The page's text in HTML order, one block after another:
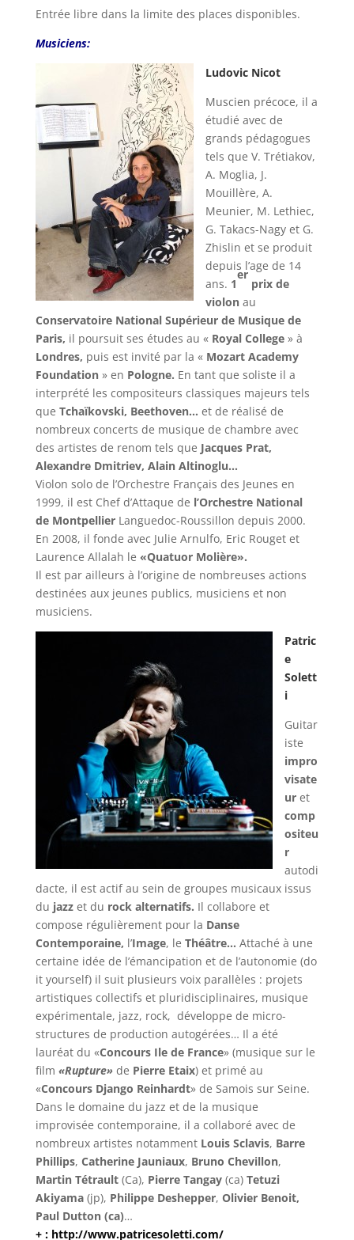
Entrée libre dans la limite des places disponibles.
Musiciens:
Ludovic Nicot
Muscien précoce, il a
étudié avec de
grands pédagogues
tels que V. Trétiakov,
A. Moglia, J.
Mouillère, A.
Meunier, M. Lethiec,
G. Takacs-Nagy et G.
Zhislin et se produit
depuis l’age de 14
ans. 1
er
prix de
violonau
Conservatoire National Supérieur de Musique de
Paris, il poursuit ses études au « Royal College» à
Londres, puis est invité par la « Mozart Academy
Foundation» en Pologne. En tant que soliste il a
interprété les compositeurs classiques majeurs tels
que Tchaïkovski, Beethoven… et de réalisé de
nombreux concerts de musique de chambre avec
des artistes de renom tels que Jacques Prat,
Alexandre Dmitriev, Alain Altinoglu…
Violon solo de l’Orchestre Français des Jeunes en
1999, il est Chef d’Attaque de l’Orchestre National
de MontpellierLanguedoc-Roussillon depuis 2000.
En 2008, il fonde avec Julie Arnulfo, Eric Rouget et
Laurence Allalah le «Quatuor Molière».
Il est par ailleurs à l’origine de nombreuses actions
destinées aux jeunes publics, musiciens et non
musiciens.
Patric
e
Solett
i
Guitar
iste
impro
visate
uret
comp
ositeu
r
autodi
dacte, il est actif au sein de groupes musicaux issus
du jazzet du rock alternatifs. Il collabore et
compose régulièrement pour la Danse
Contemporaine, l’Image, le Théâtre… Attaché à une
certaine idée de l’émancipation et de l’autonomie (do
it yourself) il suit plusieurs voix parallèles : projets
artistiques collectifs et pluridisciplinaires, musique
expérimentale, jazz, rock, développe de micro-
structures de production autogérées… Il a été
lauréat du «Concours Ile de France» (musique sur le
film «Rupture»de Pierre Etaix) et primé au
«Concours Django Reinhardt» de Samois sur Seine.
Dans le domaine du jazz et de la musique
improvisée contemporaine, il a collaboré avec de
nombreux artistes notamment Louis Sclavis, Barre
Phillips, Catherine Jauniaux, Bruno Chevillon,
Martin Tétrault(Ca), Pierre Tangay(ca)Tetuzi
Akiyama(jp), Philippe Deshepper, Olivier Benoit,
Paul Dutton (ca)…
+ : http://www.patricesoletti.com/